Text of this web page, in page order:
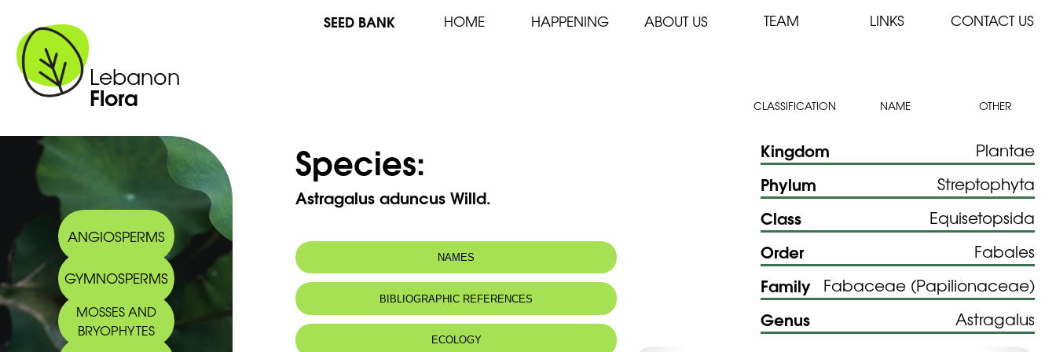
Lebanon
Flora
SEED BANK HOME HAPPENING ABOUT US TEAM LINKS CONTACT US
CLASSIFICATION NAME OTHER
ANGIOSPERMS
GYMNOSPERMS
MOSSES AND
BRYOPHYTES
Species:
Astragalus aduncus Willd.
NAMES
Astragalus kotschyanus Boiss.
BIBLIOGRAPHIC REFERENCES
ECOLOGY
Kingdom Plantae
Phylum Streptophyta
Class Equisetopsida
Order Fabales
Family Fabaceae (Papilionaceae)
Genus Astragalus